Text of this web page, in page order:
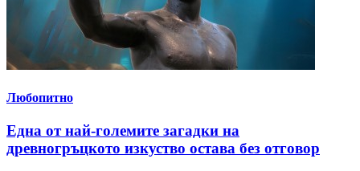
Любопитно
Една от най-големите загадки на
древногръцкото изкуство остава без отговор